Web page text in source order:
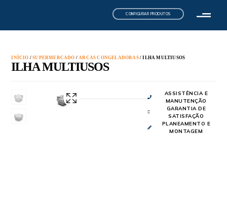
CONFIGURAR PRODUTOS
INÍCIO /SUPERMERCADO /ARCAS CONGELADORAS/ ILHA MULTIUSOS
ILHA MULTIUSOS
ASSISTÊNCIA E
MANUTENÇÃO
GARANTIA DE
SATISFAÇÃO
PLANEAMENTO E
MONTAGEM